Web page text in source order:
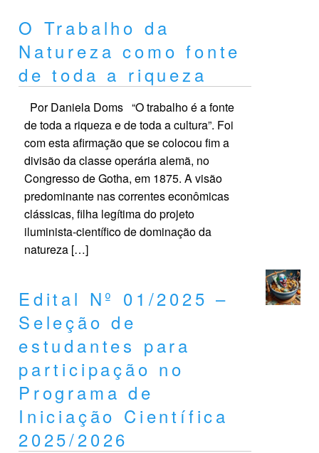
O Trabalho da
Natureza como fonte
de toda a riqueza
Por Daniela Doms “O trabalho é a fonte
de toda a riqueza e de toda a cultura”. Foi
com esta afirmação que se colocou fim a
divisão da classe operária alemã, no
Congresso de Gotha, em 1875. A visão
predominante nas correntes econômicas
clássicas, filha legítima do projeto
iluminista-científico de dominação da
natureza […]
Edital Nº 01/2025 –
Seleção de
estudantes para
participação no
Programa de
Iniciação Científica
2025/2026